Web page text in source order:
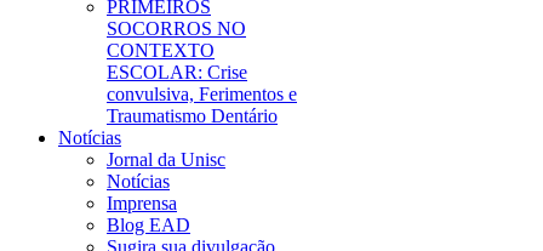
PRIMEIROS
SOCORROS NO
CONTEXTO
ESCOLAR: Crise
convulsiva, Ferimentos e
Traumatismo Dentário
Notícias
Jornal da Unisc
Notícias
Imprensa
Blog EAD
Sugira sua divulgação